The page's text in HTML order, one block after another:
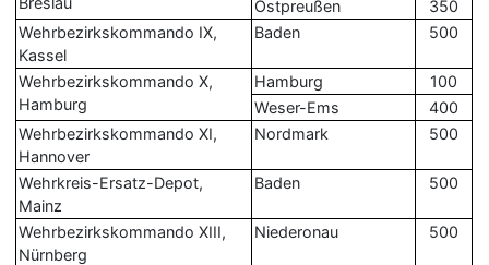
Ostpreußen
350
Wehrbezirkskommando IX,
Kassel
Baden 500
Wehrbezirkskommando X,
Hamburg
Hamburg
100
Weser-Ems
400
Wehrbezirkskommando XI,
Hannover
Nordmark 500
Wehrkreis-Ersatz-Depot,
Mainz
Baden 500
Wehrbezirkskommando XIII,
Nürnberg
Niederonau 500